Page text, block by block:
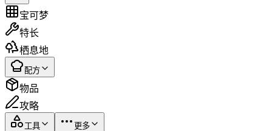
宝可梦
特长
栖息地
配方
物品
攻略
工具 更多